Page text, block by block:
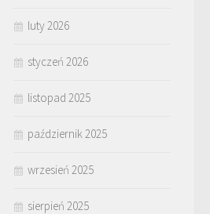
luty 2026
styczeń 2026
listopad 2025
październik 2025
wrzesień 2025
sierpień 2025